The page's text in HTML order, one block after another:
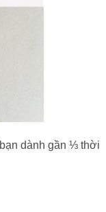
dành gần ⅓ thời